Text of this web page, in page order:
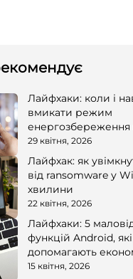
Лайфхаки: коли і
вмикати режим
енергозбереження
смартфоні
29 квітня, 2026
Лайфхак: як
від ransomware у
хвилини
22 квітня, 2026
Лайфхаки: 5
функцій Android, які
допомагають
15 квітня, 2026